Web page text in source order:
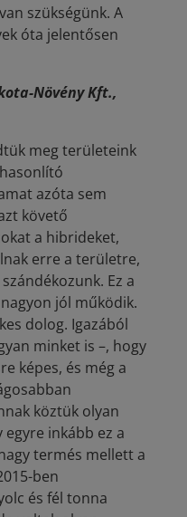
szükségünk. A
óta jelentősen
Növény Kft.,
meg területeink
azóta sem
követő
a hibrideket,
erre a területre,
Ez a
jól működik.
dolog. Igazából
minket is –, hogy
képes, és még a
köztük olyan
inkább ez a
termés mellett a
ben
és fél tonna